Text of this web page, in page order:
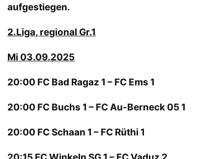
aufgestiegen.
2.Liga, regional Gr.1
Mi 03.09.2025
20:00 FC Bad Ragaz 1 – FC Ems 1
20:00 FC Buchs 1 – FC Au-Berneck 05 1
20:00 FC Schaan 1 – FC Rüthi 1